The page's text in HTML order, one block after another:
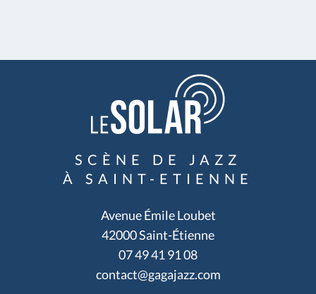
SCÈNE DE JAZZ
À SAINT-ETIENNE
Avenue Émile Loubet
42000 Saint-Étienne
07 49 41 91 08
contact@gagajazz.com